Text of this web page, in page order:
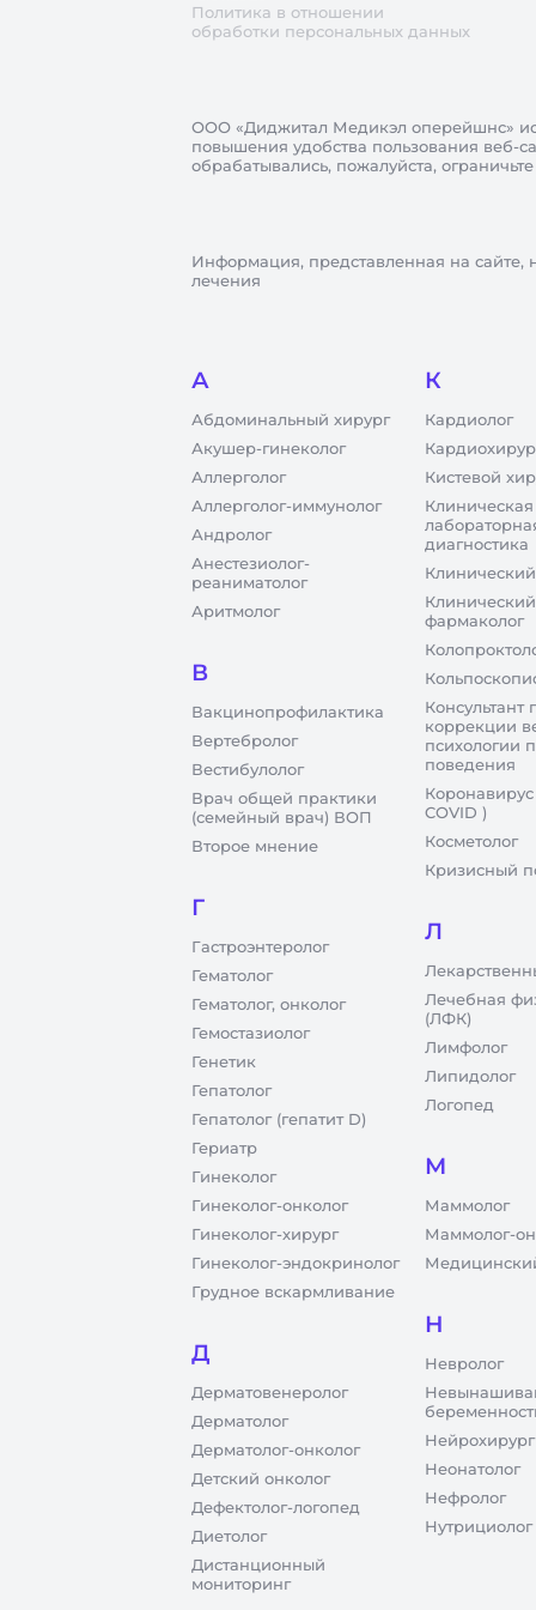
Политика в отношении
обработки персональных данных
ООО «Диджитал Медикэл оперейшнс»
повышения удобства пользования веб-
обрабатывались, пожалуйста,
Информация, представленная на сайте,
лечения
А
Абдоминальный хирург
Акушер-гинеколог
Аллерголог
Аллерголог-иммунолог
Андролог
Анестезиолог-
реаниматолог
Аритмолог
В
Вакцинопрофилактика
Вертебролог
Вестибулолог
Врач общей практики
(семейный врач) ВОП
Второе мнение
Г
Гастроэнтеролог
Гематолог
Гематолог, онколог
Гемостазиолог
Генетик
Гепатолог
Гепатолог (гепатит D)
Гериатр
Гинеколог
Гинеколог-онколог
Гинеколог-хирург
Гинеколог-эндокринолог
Грудное вскармливание
Д
Дерматовенеролог
Дерматолог
Дерматолог-онколог
Детский онколог
Дефектолог-логопед
Диетолог
Дистанционный
мониторинг
К
Кардиолог
Кистевой
Клиническая
диагностика
Клинический
фармаколог
Консультант
коррекции
психологии
поведения
COVID )
Косметолог
Кризисный
Л
Лечебная
(ЛФК)
Лимфолог
Липидолог
Логопед
М
Маммолог
Маммолог-
Н
Невролог
Нейрохирург
Неонатолог
Нефролог
Нутрициолог